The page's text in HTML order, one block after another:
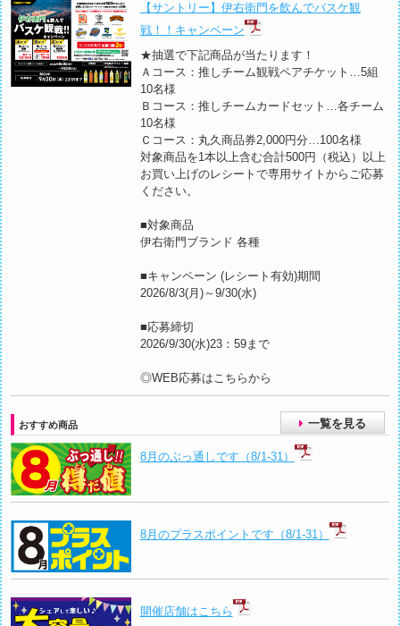
【サントリー】伊右衛門を飲んでバスケ観
戦！！キャンペーン
★抽選で下記商品が当たります！
Ａコース：推しチーム観戦ペアチケット…5組
10名様
Ｂコース：推しチームカードセット…各チーム
10名様
Ｃコース：丸久商品券2,000円分…100名様
対象商品を1本以上含む合計500円（税込）以上
お買い上げのレシートで専用サイトからご応募
ください。
■対象商品
伊右衛門ブランド 各種
■キャンペーン (レシート有効)期間
2026/8/3(月)～9/30(水)
■応募締切
2026/9/30(水)23：59まで
◎WEB応募はこちらから
おすすめ商品 一覧を見る
8月のぶっ通しです（8/1-31）
8月のプラスポイントです（8/1-31）
開催店舗はこちら